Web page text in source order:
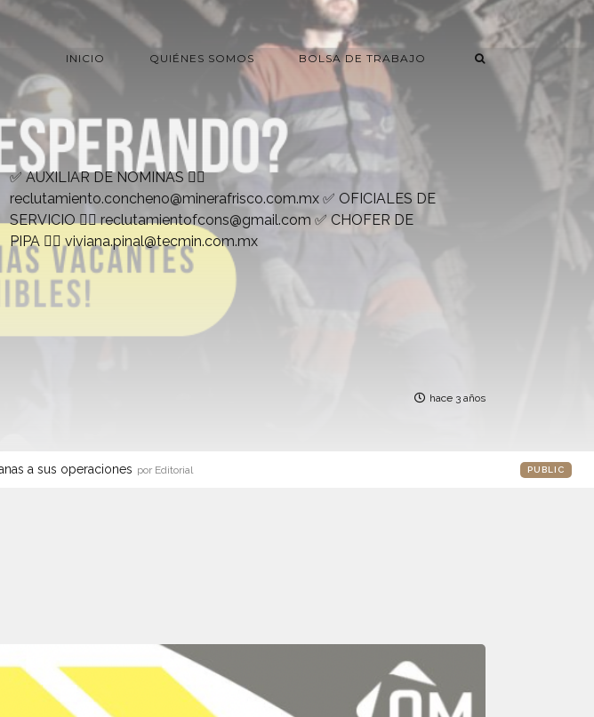
INICIO QUIÉNES SOMOS BOLSA DE TRABAJO
✅ AUXILIAR DE NOMINAS 👉🏻
reclutamiento.concheno@minerafrisco.com.mx ✅ OFICIALES DE
SERVICIO 👉🏻reclutamientofcons@gmail.com ✅ CHOFER DE
PIPA 👉🏻viviana.pinal@tecmin.com.mx
hace 3 años
a sus operaciones por Editorial PUBLIC